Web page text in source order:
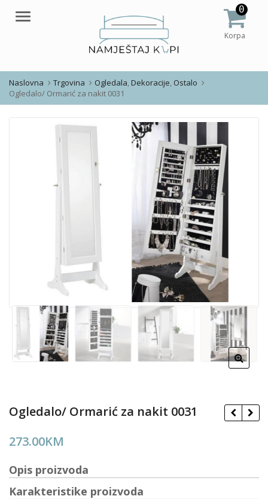
Meni
0
Korpa
Naslovna Trgovina Ogledala,Dekoracije, Ostalo
Ogledalo/ Ormarić za nakit 0031
Ogledalo/ Ormarić za nakit 0031
273.00KM
Opis proizvoda
Karakteristike proizvoda